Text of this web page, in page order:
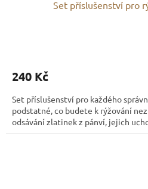
Set příslušenství pro
240 Kč
Set příslušenství pro každého
podstatné, co budete k rýžování
odsávání zlatinek z pánví, jejich